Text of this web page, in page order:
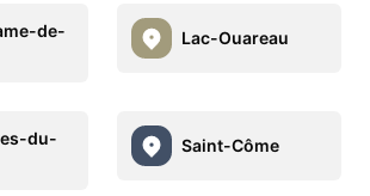
de-
Lac-Ouareau
du-
Saint-Côme